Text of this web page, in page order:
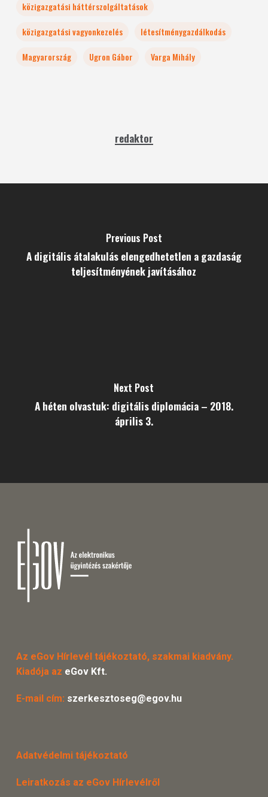
közigazgatási háttérszolgáltatások
közigazgatási vagyonkezelés
létesítménygazdálkodás
Magyarország
Ugron Gábor Varga Mihály
redaktor
Previous Post
A digitális átalakulás elengedhetetlen a gazdaság
teljesítményének javításához
Next Post
A héten olvastuk: digitális diplomácia – 2018.
április 3.
Az eGov Hírlevél tájékoztató, szakmai kiadvány.
Kiadója az eGov Kft.
E-mail cím: szerkesztoseg@egov.hu
Adatvédelmi tájékoztató
Leiratkozás az eGov Hírlevélről